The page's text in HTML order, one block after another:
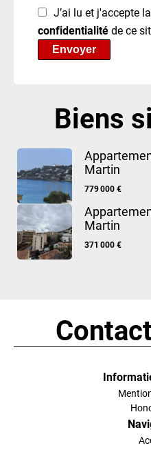
J’ai lu et j'accepte la
confidentialitéde ce
Envoyer
Biens
Martin
779 000 €
Martin
371 000 €